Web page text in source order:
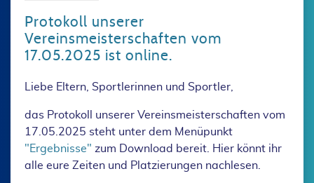
Protokoll unserer
Vereinsmeisterschaften vom
17.05.2025 ist online.
Liebe Eltern, Sportlerinnen und Sportler,
das Protokoll unserer Vereinsmeisterschaften vom
17.05.2025 steht unter dem Menüpunkt
"Ergebnisse" zum Download bereit. Hier könnt ihr
alle eure Zeiten und Platzierungen nachlesen.